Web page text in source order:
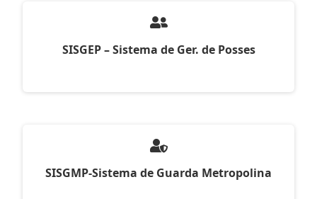
SISGEP – Sistema de Ger. de Posses
SISGMP-Sistema de Guarda Metropolina